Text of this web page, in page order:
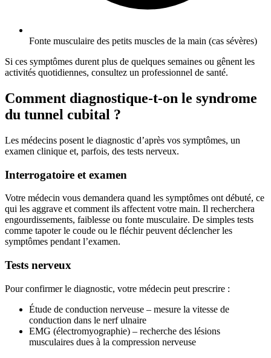
Fonte musculaire des petits muscles de la main (cas sévères)
Si ces symptômes durent plus de quelques semaines ou gênent les
activités quotidiennes, consultez un professionnel de santé.
Comment diagnostique-t-on le syndrome
du tunnel cubital ?
Les médecins posent le diagnostic d’après vos symptômes, un
examen clinique et, parfois, des tests nerveux.
Interrogatoire et examen
Votre médecin vous demandera quand les symptômes ont débuté, ce
qui les aggrave et comment ils affectent votre main. Il recherchera
engourdissements, faiblesse ou fonte musculaire. De simples tests
comme tapoter le coude ou le fléchir peuvent déclencher les
symptômes pendant l’examen.
Tests nerveux
Pour confirmer le diagnostic, votre médecin peut prescrire :
Étude de conduction nerveuse – mesure la vitesse de
conduction dans le nerf ulnaire
EMG (électromyographie) – recherche des lésions
musculaires dues à la compression nerveuse